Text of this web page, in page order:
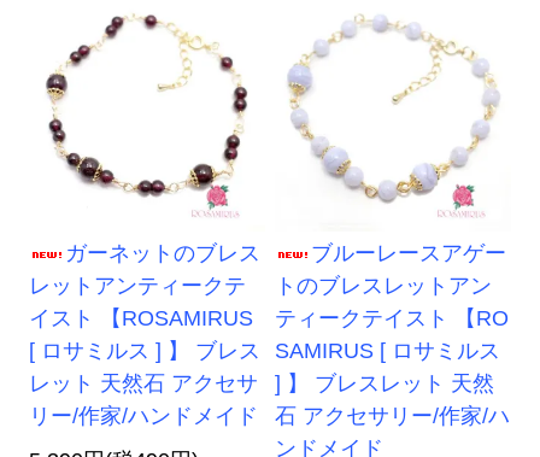
ガーネットのブレス
レットアンティークテ
イスト 【ROSAMIRUS
[ ロサミルス ] 】 ブレス
レット 天然石 アクセサ
リー/作家/ハンドメイド
ブルーレースアゲー
トのブレスレットアン
ティークテイスト 【RO
SAMIRUS [ ロサミルス
] 】 ブレスレット 天然
石 アクセサリー/作家/ハ
ンドメイド